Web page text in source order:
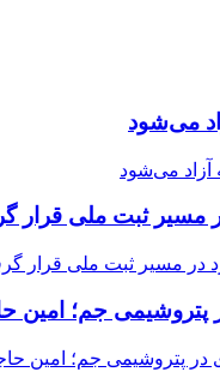
می‌شود
پتروشیمی جم؛ امین